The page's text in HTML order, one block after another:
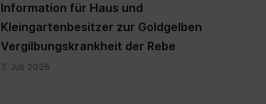
Information für Haus und
Kleingartenbesitzer zur Goldgelben
Vergilbungskrankheit der Rebe
7. Juli 2026